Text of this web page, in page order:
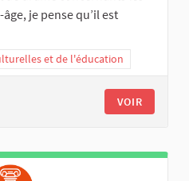
je pense qu’il est
et de l'éducation
VOIR